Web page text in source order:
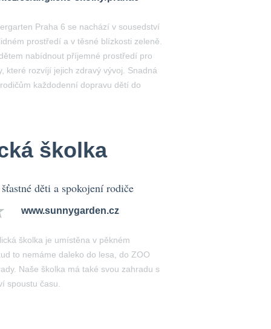
Praha 6 se nachází v sousedství
prostředí a v těsné blízkosti zeleně.
nabídnout příjemné prostředí pro
které rozvíjí jejich zdravý vývoj. Snadná
každodenní dopravu dětí do
školka
děti a spokojení rodiče
www.sunnygarden.cz
školka je umístěna v pěkném
to nemáme daleko do lesa, do ZOO
Naše školka má také svou zahradu s
spoustu času.